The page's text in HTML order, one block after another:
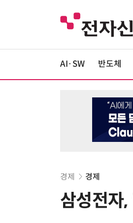
AI·SW 반도체
경제 경제
삼성전